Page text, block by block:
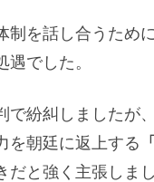
制を話し合うために
でした。
紛糾しましたが
を朝廷に返上する
と強く主張しまし